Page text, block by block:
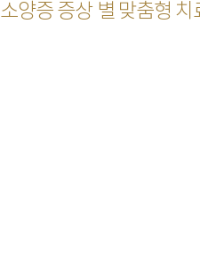
소양증 증상 별 맞춤형 치